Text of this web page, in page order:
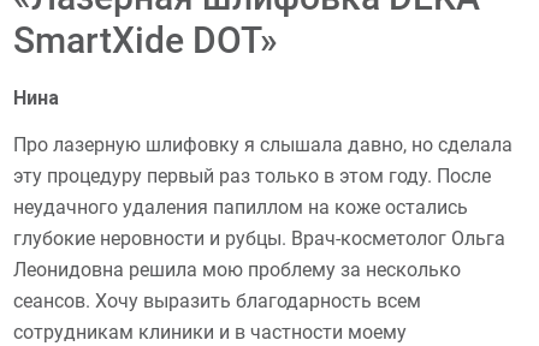
SmartXide DOT»
Нина
Про лазерную шлифовку я слышала давно, но сделала
эту процедуру первый раз только в этом году. После
неудачного удаления папиллом на коже остались
глубокие неровности и рубцы. Врач-косметолог Ольга
Леонидовна решила мою проблему за несколько
сеансов. Хочу выразить благодарность всем
сотрудникам клиники и в частности моему